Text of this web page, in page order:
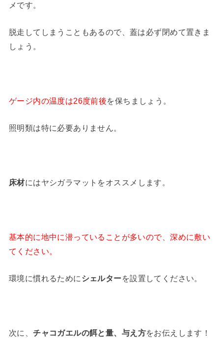
メです。
脱走してしまうこともあるので、蓋は必ず閉めて置きま
しょう。
ゲージ内の温度は26度前後を保ちましょう。
照明類は特に必要ありません。
床材にはヤシガラマットをオススメします。
基本的に地中に潜っていることが多いので、深めに敷い
てください。
環境に慣れるために シェルターを設置してください。
次に、チャコガエルの餌と量、与え方をお伝えします！